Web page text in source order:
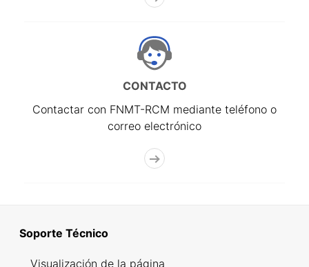
CONTACTO
Contactar con FNMT-RCM mediante teléfono o
correo electrónico
Soporte Técnico
Visualización de la página